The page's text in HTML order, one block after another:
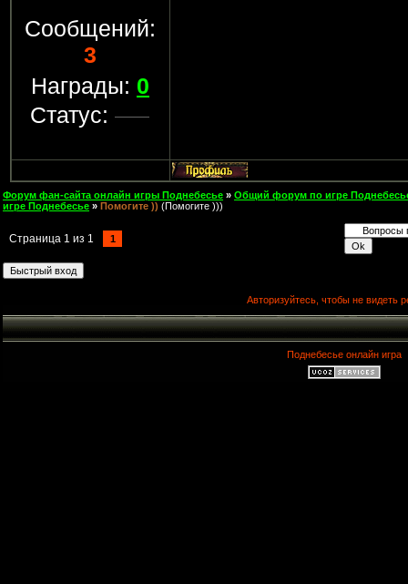
Сообщений:
3
Награды: 0
Статус:
Форум фан-сайта онлайн игры Поднебесье » Общий форум по игре
игре Поднебесье » Помогите )) (Помогите )))
Страница 1 из 1 1
Авторизуйтесь, чтобы не видеть
Поднебесье онлайн игра